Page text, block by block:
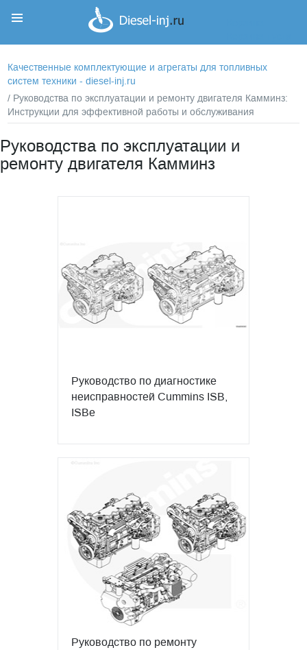
Качественные комплектующие и агрегаты для топливных
систем техники - diesel-inj.ru
/ Руководства по эксплуатации и ремонту двигателя Камминз:
Инструкции для эффективной работы и обслуживания
Руководства по эксплуатации и
ремонту двигателя Камминз
Руководство по диагностике
неисправностей Cummins ISB,
ISBe
Руководство по ремонту